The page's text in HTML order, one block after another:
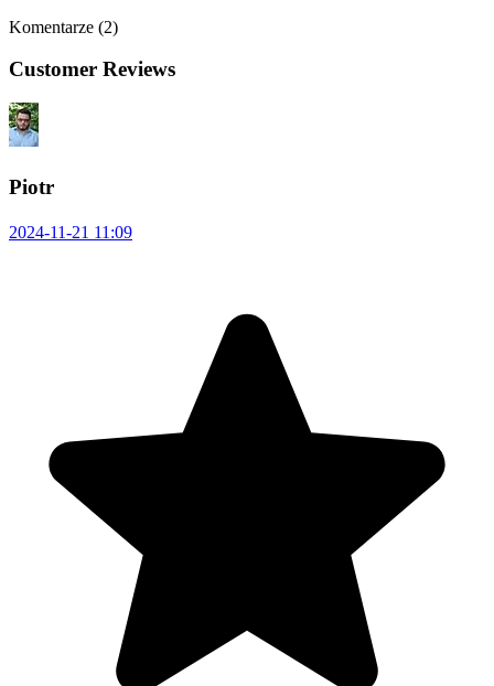
Komentarze (2)
Customer Reviews
Piotr
2024-11-21 11:09